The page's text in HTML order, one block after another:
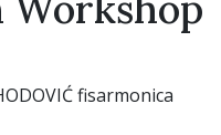
fisarmonica